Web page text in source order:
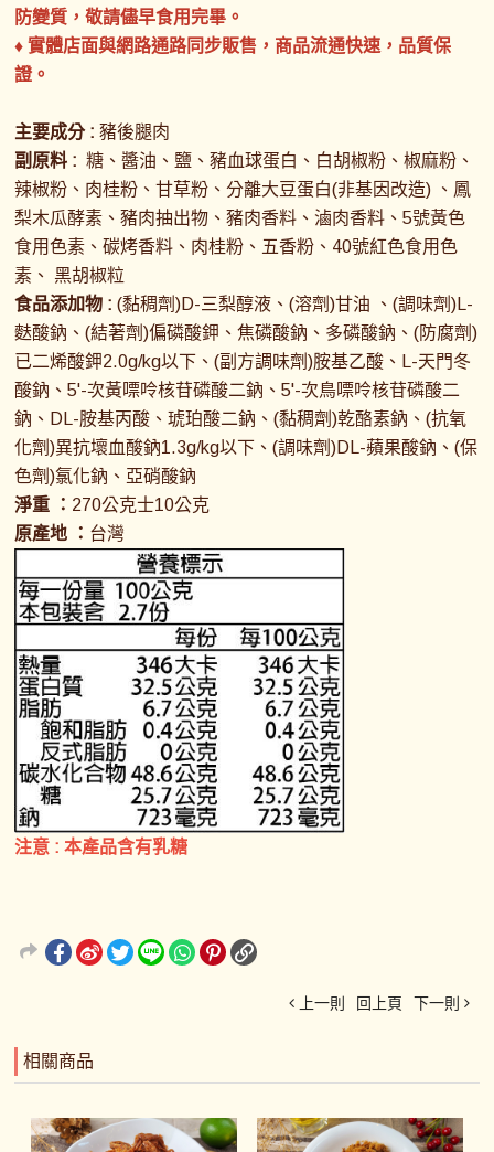
防變質，敬請儘早食用完畢。
♦ 實體店面與網路通路同步販售，商品流通快速，品質保
證。
主要成分 :豬後腿肉
副原料 :糖、醬油、鹽、豬血球蛋白、白胡椒粉、椒麻粉、
辣椒粉、肉桂粉、甘草粉、分離大豆蛋白(非基因改造) 、鳳
梨木瓜酵素、豬肉抽出物、豬肉香料、滷肉香料、5號黃色
食用色素、碳烤香料、肉桂粉、五香粉、40號紅色食用色
素、 黑胡椒粒
食品添加物 :(黏稠劑)D-三梨醇液、(溶劑)甘油 、(調味劑)L-
麩酸鈉、(結著劑)偏磷酸鉀、焦磷酸鈉、多磷酸鈉、(防腐劑)
已二烯酸鉀2.0g/kg以下、(副方調味劑)胺基乙酸、L-天門冬
酸鈉、5'-次黃嘌呤核苷磷酸二鈉、5'-次鳥嘌呤核苷磷酸二
鈉、DL-胺基丙酸、琥珀酸二鈉、(黏稠劑)乾酪素鈉、(抗氧
化劑)異抗壞血酸鈉1.3g/kg以下、(調味劑)DL-蘋果酸鈉、(保
色劑)氯化鈉、亞硝酸鈉
淨重 ： 270公克士10公克
原產地 ： 台灣
注意 : 本產品含有乳糖
上一則 回上頁 下一則
相關商品